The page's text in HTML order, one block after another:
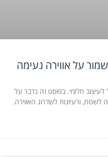
על אווירה נעימה
חלומי. בפוסט זה נדבר על
לשטח, ורעיונות לשדרוג האווירה.